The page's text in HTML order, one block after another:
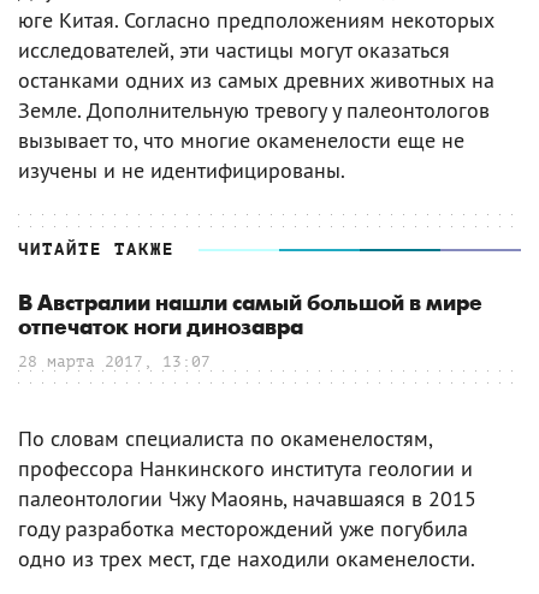
юге Китая. Согласно предположениям некоторых
исследователей, эти частицы могут оказаться
останками одних из самых древних животных на
Земле. Дополнительную тревогу у палеонтологов
вызывает то, что многие окаменелости еще не
изучены и не идентифицированы.
ЧИТАЙТЕ ТАКЖЕ
В Австралии нашли самый большой в мире
отпечаток ноги динозавра
28 марта 2017, 13:07
По словам специалиста по окаменелостям,
профессора Нанкинского института геологии и
палеонтологии Чжу Маоянь, начавшаяся в 2015
году разработка месторождений уже погубила
одно из трех мест, где находили окаменелости.